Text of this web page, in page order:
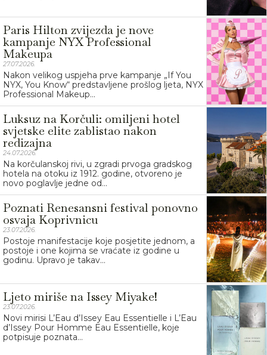
Paris Hilton zvijezda je nove
kampanje NYX Professional
Makeupa
27.07.2026.
Nakon velikog uspjeha prve kampanje „If You
NYX, You Know“ predstavljene prošlog ljeta, NYX
Professional Makeup...
Luksuz na Korčuli: omiljeni hotel
svjetske elite zablistao nakon
redizajna
24.07.2026.
Na korčulanskoj rivi, u zgradi prvoga gradskog
hotela na otoku iz 1912. godine, otvoreno je
novo poglavlje jedne od...
Poznati Renesansni festival ponovno
osvaja Koprivnicu
23.07.2026.
Postoje manifestacije koje posjetite jednom, a
postoje i one kojima se vraćate iz godine u
godinu. Upravo je takav...
Ljeto miriše na Issey Miyake!
23.07.2026.
Novi mirisi L’Eau d’Issey Eau Essentielle i L’Eau
d’Issey Pour Homme Eau Essentielle, koje
potpisuje poznata...